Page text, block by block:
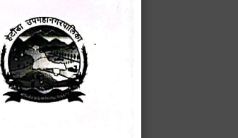
प्रमुख प्रशासकीय अधिकृत
Phone: 9855010111